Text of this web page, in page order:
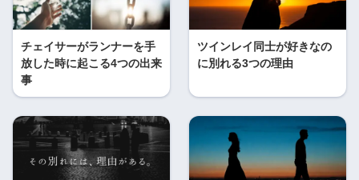
チェイサーがランナーを手
放した時に起こる4つの出来
事
ツインレイ同士が好きなの
に別れる3つの理由